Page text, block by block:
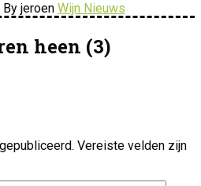
By jeroen Wijn Nieuws
heen (3)
Vereiste velden zijn